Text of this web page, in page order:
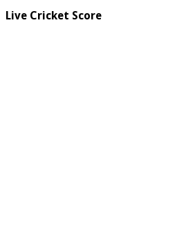
Live Cricket Score